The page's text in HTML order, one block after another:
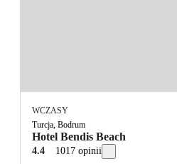
WCZASY
Turcja, Bodrum
Hotel Bendis Beach
4.4 1017 opinii